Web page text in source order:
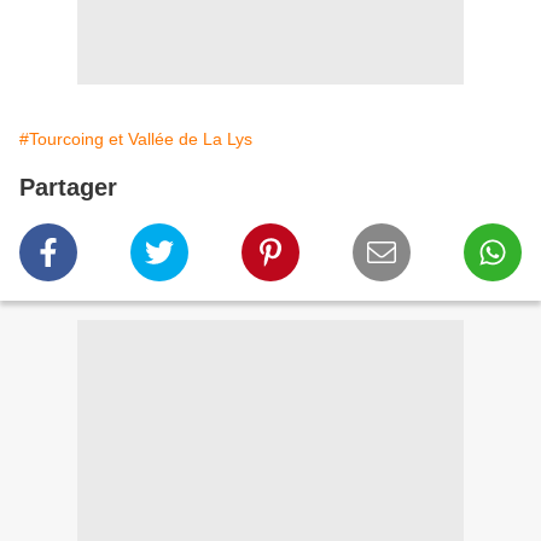
#Tourcoing et Vallée de La Lys
Partager